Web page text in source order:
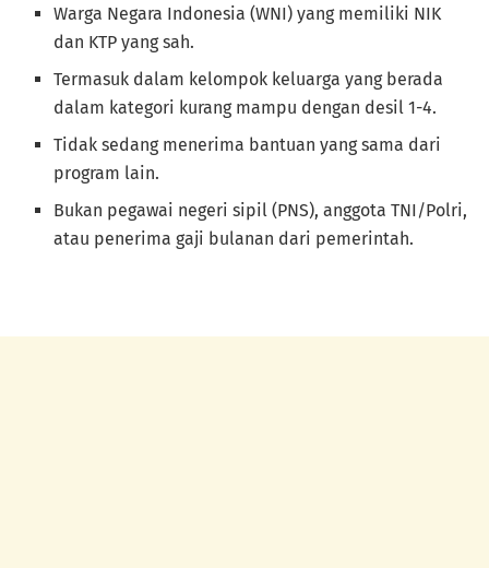
Warga Negara Indonesia (WNI) yang memiliki NIK
dan KTP yang sah.
Termasuk dalam kelompok keluarga yang berada
dalam kategori kurang mampu dengan desil 1-4.
Tidak sedang menerima bantuan yang sama dari
program lain.
Bukan pegawai negeri sipil (PNS), anggota TNI/Polri,
atau penerima gaji bulanan dari pemerintah.